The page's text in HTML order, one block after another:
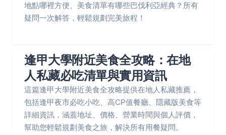
地點哪裡方便、美食清單有哪些巴伐利亞經典？所有
疑問一次解答，輕鬆規劃完美旅程！
逢甲大學附近美食全攻略：在地
人私藏必吃清單與實用資訊
這篇逢甲大學附近美食全攻略提供在地人私藏推薦，
包括逢甲夜市必吃小吃、高CP值餐廳、隱藏版美食等
詳細資訊，涵蓋地址、價格、營業時間與個人評價，
幫助您輕鬆規劃美食之旅，解決所有用餐疑問。